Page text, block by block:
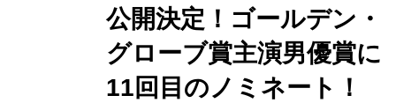
物語を、示唆に富んだ斬新で濃度の高
い魅惑的な映像で描き出す。 アーサー
王の甥として恵まれた環境で怠惰な
日々を送る主人公サー・ガウェインを
公開決定！ゴールデン・
グローブ賞主演男優賞に
11回目のノミネート！